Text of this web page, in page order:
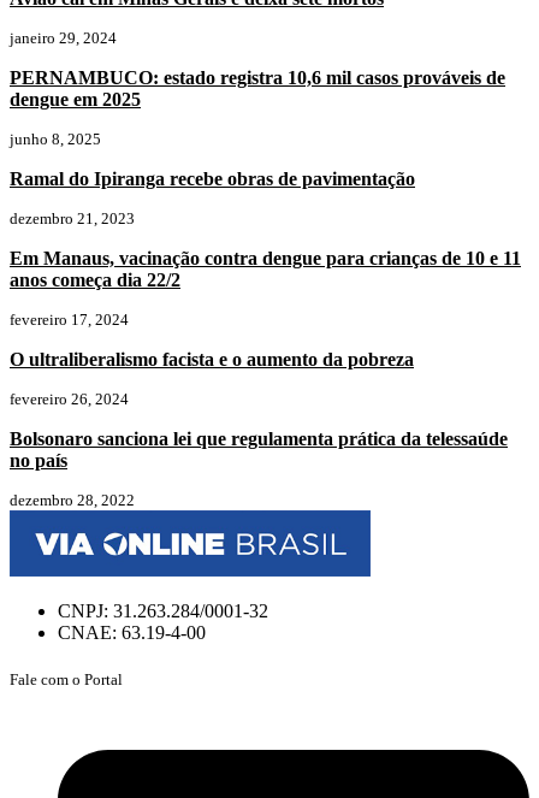
janeiro 29, 2024
PERNAMBUCO: estado registra 10,6 mil casos prováveis de
dengue em 2025
junho 8, 2025
Ramal do Ipiranga recebe obras de pavimentação
dezembro 21, 2023
Em Manaus, vacinação contra dengue para crianças de 10 e 11
anos começa dia 22/2
fevereiro 17, 2024
O ultraliberalismo facista e o aumento da pobreza
fevereiro 26, 2024
Bolsonaro sanciona lei que regulamenta prática da telessaúde
no país
dezembro 28, 2022
CNPJ: 31.263.284/0001-32
CNAE: 63.19-4-00
Fale com o Portal